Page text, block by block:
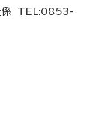
査係 TEL:0853-